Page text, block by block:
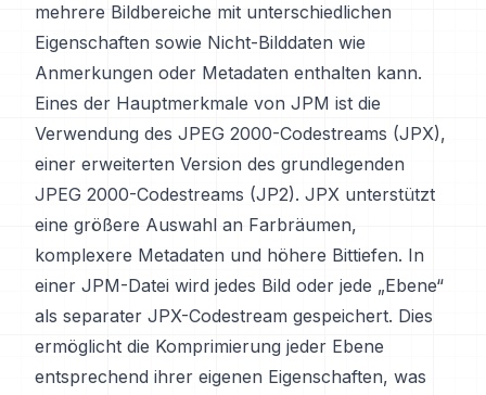
mehrere Bildbereiche mit unterschiedlichen
Eigenschaften sowie Nicht-Bilddaten wie
Anmerkungen oder Metadaten enthalten kann.
Eines der Hauptmerkmale von JPM ist die
Verwendung des JPEG 2000-Codestreams (JPX),
einer erweiterten Version des grundlegenden
JPEG 2000-Codestreams (JP2). JPX unterstützt
eine größere Auswahl an Farbräumen,
komplexere Metadaten und höhere Bittiefen. In
einer JPM-Datei wird jedes Bild oder jede „Ebene“
als separater JPX-Codestream gespeichert. Dies
ermöglicht die Komprimierung jeder Ebene
entsprechend ihrer eigenen Eigenschaften, was